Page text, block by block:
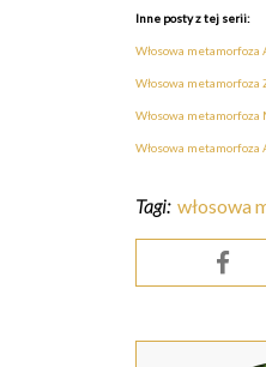
Inne posty z tej serii:
Włosowa metamorfoza
Włosowa metamorfoza
Włosowa metamorfoza
Włosowa metamorfoza
Tagi: włosowa